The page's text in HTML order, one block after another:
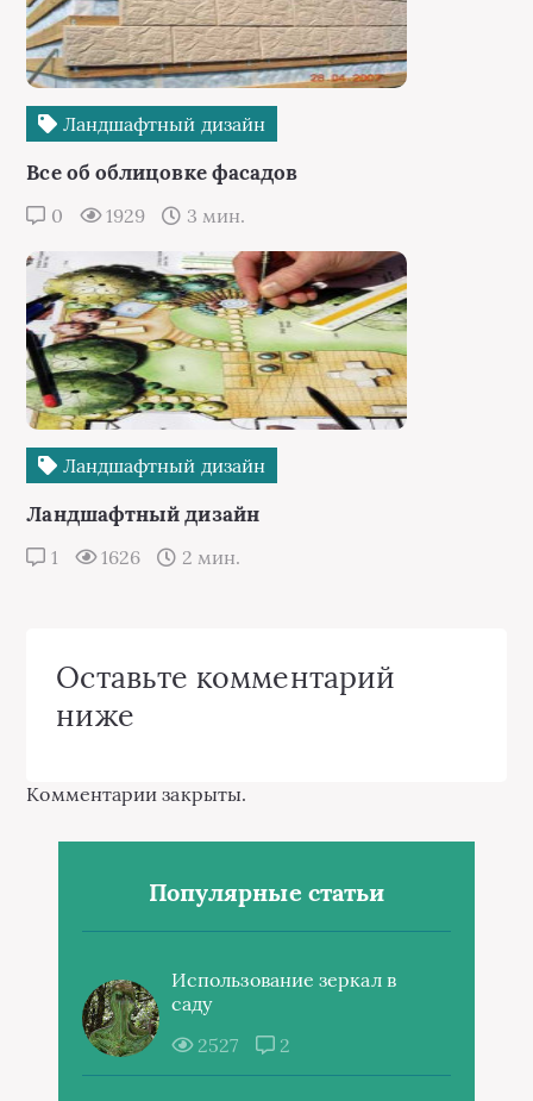
Ландшафтный дизайн
Все об облицовке фасадов
0 1929 3 мин.
Ландшафтный дизайн
Ландшафтный дизайн
1 1626 2 мин.
Оставьте комментарий
ниже
Комментарии закрыты.
Популярные статьи
Использование зеркал в
саду
2527
2